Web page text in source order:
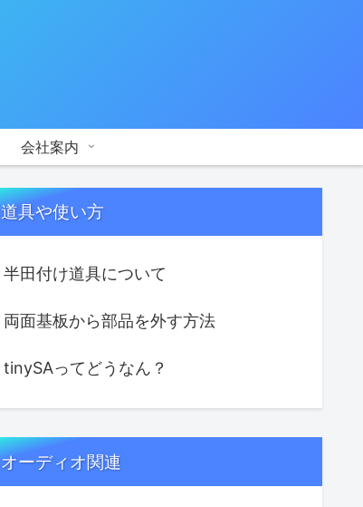
会社案内
道具や使い方
半田付け道具について
両面基板から部品を外す方法
tinySAってどうなん？
オーディオ関連